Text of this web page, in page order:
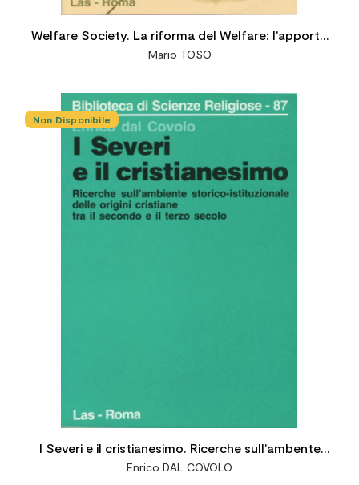
Welfare Society. La riforma del Welfare: l'apporto
dei Pontefici
Mario TOSO
Non Disponibile
I Severi e il cristianesimo. Ricerche sull'ambente
storico-istituzionale delle origini cristiane tra il
Enrico DAL COVOLO